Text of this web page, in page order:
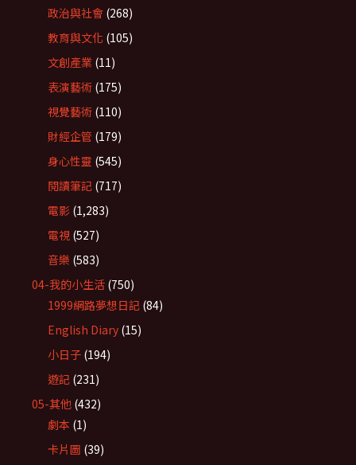
政治與社會 (268)
教育與文化 (105)
文創產業 (11)
表演藝術 (175)
視覺藝術 (110)
財經企管 (179)
身心性靈 (545)
閱讀筆記 (717)
電影 (1,283)
電視 (527)
音樂 (583)
04-我的小生活 (750)
1999網路夢想日記 (84)
English Diary (15)
小日子 (194)
遊記 (231)
05-其他 (432)
劇本 (1)
卡片圖 (39)